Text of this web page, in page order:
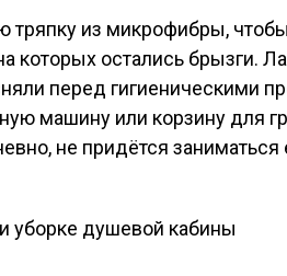
тряпку из микрофибры,
которых остались брызги.
перед гигиеническими
машину или корзину для
не придётся заниматься